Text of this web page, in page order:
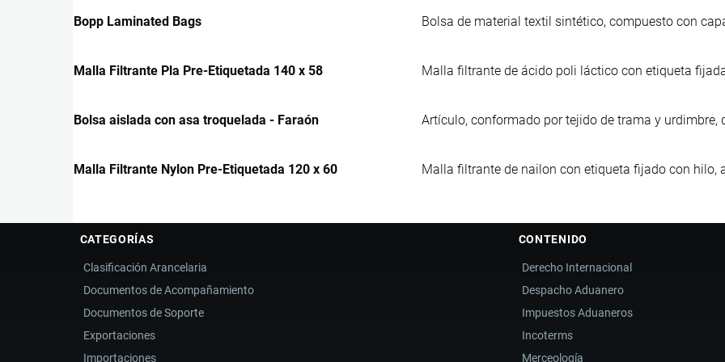
Bopp Laminated Bags Bolsa de material textil sintético, compuesto con
Malla Filtrante Pla Pre-Etiquetada 140 x 58 Malla filtrante de ácido poli láctico con etiqueta
Bolsa aislada con asa troquelada - Faraón Artículo, conformado por tejido de trama y
Malla Filtrante Nylon Pre-Etiquetada 120 x 60 Malla filtrante de nailon con etiqueta fijado con
CATEGORÍAS
Clasificación Arancelaria
Documentos de Acompañamiento
Documentos de Soporte
Exportaciones
Importaciones
CONTENIDO
Derecho Internacional
Despacho Aduanero
Impuestos Aduaneros
Incoterms
Merceología